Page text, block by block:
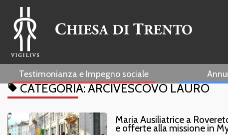
Testimonianza e Impegno sociale
local_offerCATEGORIA:ARCIVESCOVO LAURO
Maria Ausiliatrice a
e offerte alla missione in